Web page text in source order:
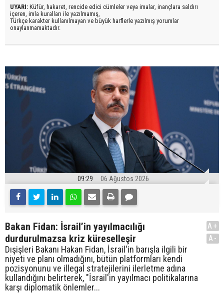
UYARI: Küfür, hakaret, rencide edici cümleler veya imalar, inançlara saldırı
içeren, imla kuralları ile yazılmamış,
Türkçe karakter kullanılmayan ve büyük harflerle yazılmış yorumlar
onaylanmamaktadır.
09:29 06 Ağustos 2026
Bakan Fidan: İsrail’in yayılmacılığı
durdurulmazsa kriz küreselleşir
Dışişleri Bakanı Hakan Fidan, İsrail'in barışla ilgili bir
niyeti ve planı olmadığını, bütün platformları kendi
pozisyonunu ve illegal stratejilerini ilerletme adına
kullandığını belirterek, "İsrail'in yayılmacı politikalarına
karşı diplomatik önlemler...
A+
A-